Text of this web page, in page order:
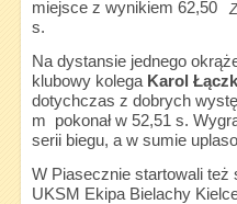
miejsce z wynikiem 62,50
s.
Na dystansie jednego
klubowy kolega Karol
dotychczas z dobrych
m pokonał w 52,51 s.
serii biegu, a w sumie
W Piasecznie startowali też
UKSM Ekipa Bielachy